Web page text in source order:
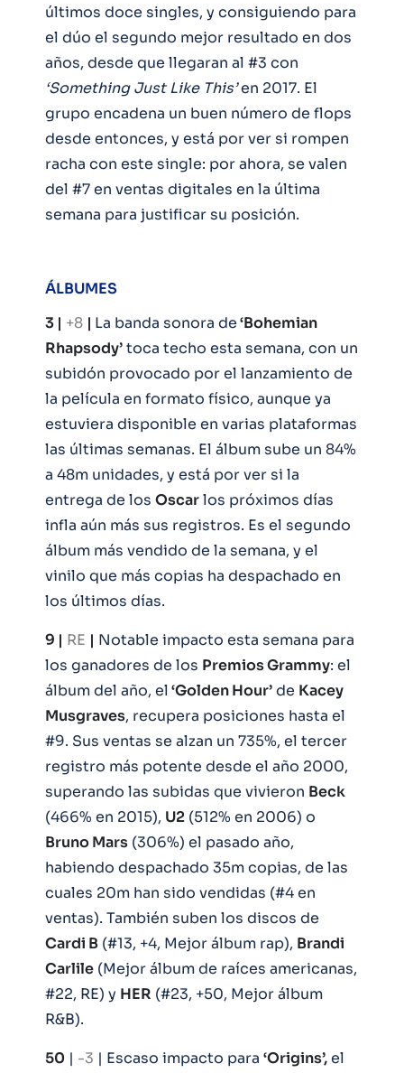
últimos doce singles, y consiguiendo para
el dúo el segundo mejor resultado en dos
años, desde que llegaran al #3 con
‘Something Just Like This’en 2017. El
grupo encadena un buen número de flops
desde entonces, y está por ver si rompen
racha con este single: por ahora, se valen
del #7 en ventas digitales en la última
semana para justificar su posición.
ÁLBUMES
3 | +8 | La banda sonora de‘Bohemian
Rhapsody’toca techo esta semana, con un
subidón provocado por el lanzamiento de
la película en formato físico, aunque ya
estuviera disponible en varias plataformas
las últimas semanas. El álbum sube un 84%
a 48m unidades, y está por ver si la
entrega de los Oscarlos próximos días
infla aún más sus registros. Es el segundo
álbum más vendido de la semana, y el
vinilo que más copias ha despachado en
los últimos días.
9 | RE | Notable impacto esta semana para
los ganadores de los Premios Grammy: el
álbum del año, el‘Golden Hour’de Kacey
Musgraves, recupera posiciones hasta el
#9. Sus ventas se alzan un 735%, el tercer
registro más potente desde el año 2000,
superando las subidas que vivieron Beck
(466% en 2015), U2 (512% en 2006) o
Bruno Mars (306%) el pasado año,
habiendo despachado 35m copias, de las
cuales 20m han sido vendidas (#4 en
ventas). También suben los discos de
Cardi B (#13, +4, Mejor álbum rap), Brandi
Carlile (Mejor álbum de raíces americanas,
#22, RE) y HER (#23, +50, Mejor álbum
R&B).
50 | -3 | Escaso impacto para ‘Origins’,el